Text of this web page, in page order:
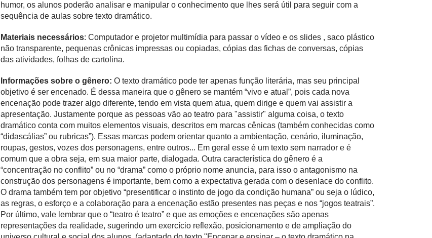
humor, os alunos poderão analisar e manipular o conhecimento que lhes será útil para seguir com a
sequência de aulas sobre texto dramático.
Materiais necessários: Computador e projetor multimídia para passar o vídeo e os slides , saco plástico
não transparente, pequenas crônicas impressas ou copiadas, cópias das fichas de conversas, cópias
das atividades, folhas de cartolina.
Informações sobre o gênero: O texto dramático pode ter apenas função literária, mas seu principal
objetivo é ser encenado. É dessa maneira que o gênero se mantém “vivo e atual”, pois cada nova
encenação pode trazer algo diferente, tendo em vista quem atua, quem dirige e quem vai assistir a
apresentação. Justamente porque as pessoas vão ao teatro para "assistir" alguma coisa, o texto
dramático conta com muitos elementos visuais, descritos em marcas cênicas (também conhecidas como
“didascálias” ou rubricas”). Essas marcas podem orientar quanto a ambientação, cenário, iluminação,
roupas, gestos, vozes dos personagens, entre outros... Em geral esse é um texto sem narrador e é
comum que a obra seja, em sua maior parte, dialogada. Outra característica do gênero é a
“concentração no conflito” ou no “drama” como o próprio nome anuncia, para isso o antagonismo na
construção dos personagens é importante, bem como a expectativa gerada com o desenlace do conflito.
O drama também tem por objetivo “presentificar o instinto de jogo da condição humana” ou seja o lúdico,
as regras, o esforço e a colaboração para a encenação estão presentes nas peças e nos “jogos teatrais”.
Por último, vale lembrar que o “teatro é teatro” e que as emoções e encenações são apenas
representações da realidade, sugerindo um exercício reflexão, posicionamento e de ampliação do